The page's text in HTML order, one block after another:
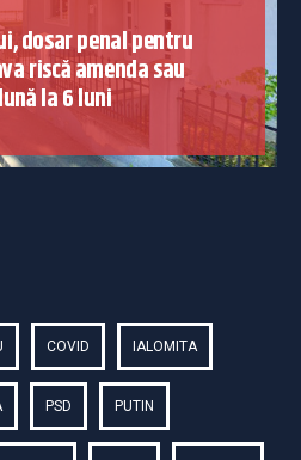
dosar penal pentru
riscă amenda sau
la 6 luni
COVID IALOMITA
PSD PUTIN